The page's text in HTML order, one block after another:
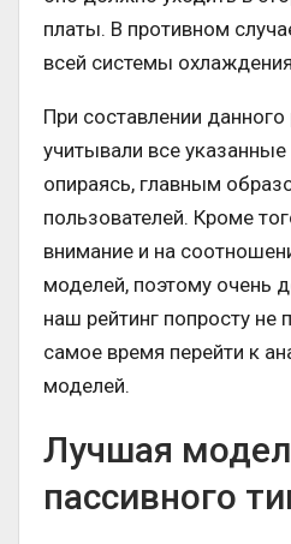
платы. В противном
всей системы
При составлении
учитывали все
опираясь, главным
пользователей. Кроме
внимание и на
моделей, поэтому очень
наш рейтинг попросту не
самое время перейти к
моделей.
Лучшая
пассивного